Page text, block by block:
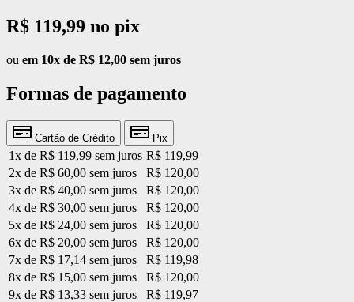
R$ 119,99 no pix
ou em 10x de R$ 12,00 sem juros
Formas de pagamento
Cartão de Crédito Pix
1x de R$ 119,99 sem juros R$ 119,99
2x de R$ 60,00 sem juros
R$ 120,00
3x de R$ 40,00 sem juros
R$ 120,00
4x de R$ 30,00 sem juros
R$ 120,00
5x de R$ 24,00 sem juros
R$ 120,00
6x de R$ 20,00 sem juros
R$ 120,00
7x de R$ 17,14 sem juros
R$ 119,98
8x de R$ 15,00 sem juros
R$ 120,00
9x de R$ 13,33 sem juros
R$ 119,97